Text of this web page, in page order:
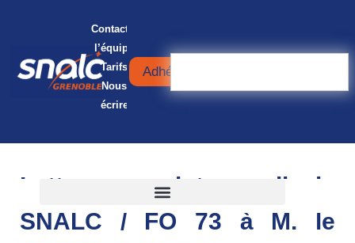
Contacter
l’équipe
Tarifs
Nous
écrire
Adhérer
Lettre intersyndicale
SNALC / FO 73 à M. le